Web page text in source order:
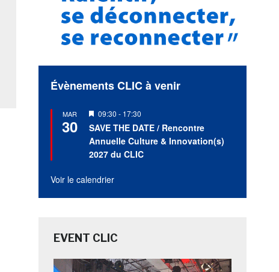
Évènements CLIC à venir
MAR
30
Mis
en
avant
09:30 - 17:30
SAVE THE DATE / Rencontre
Annuelle Culture & Innovation(s)
2027 du CLIC
Voir le calendrier
EVENT CLIC